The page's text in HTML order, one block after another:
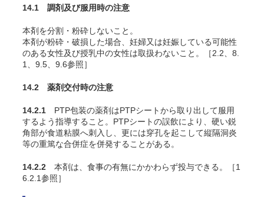
14.1 調剤及び服用時の注意
本剤を分割・粉砕しないこと。
本剤が粉砕・破損した場合、妊婦又は妊娠している可能性
のある女性及び授乳中の女性は取扱わないこと。［2.2、8.
1、9.5、9.6参照］
14.2 薬剤交付時の注意
14.2.1 PTP包装の薬剤はPTPシートから取り出して服用
するよう指導すること。PTPシートの誤飲により、硬い鋭
角部が食道粘膜へ刺入し、更には穿孔を起こして縦隔洞炎
等の重篤な合併症を併発することがある。
14.2.2 本剤は、食事の有無にかかわらず投与できる。［1
6.2.1参照］